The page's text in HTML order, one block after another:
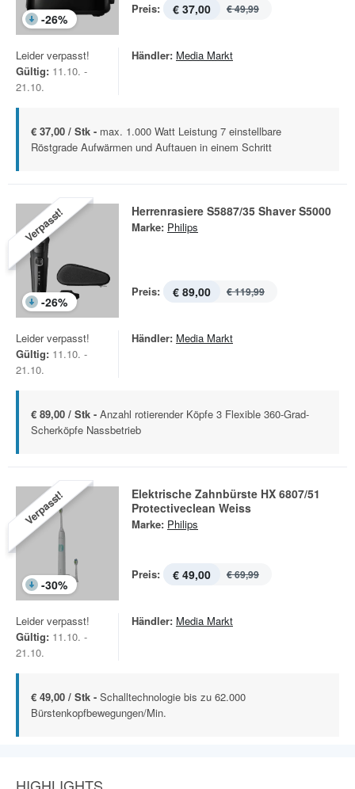
-26%
Preis: € 37,00 € 49,99
Leider verpasst!
Gültig: 11.10. -
21.10.
Händler: Media Markt
€ 37,00 / Stk - max. 1.000 Watt Leistung 7 einstellbare
Röstgrade Aufwärmen und Auftauen in einem Schritt
Verpasst!
-26%
Herrenrasiere S5887/35 Shaver S5000
Marke: Philips
Preis: € 89,00 € 119,99
Leider verpasst!
Gültig: 11.10. -
21.10.
Händler: Media Markt
€ 89,00 / Stk - Anzahl rotierender Köpfe 3 Flexible 360-Grad-
Scherköpfe Nassbetrieb
Verpasst!
-30%
Elektrische Zahnbürste HX 6807/51
Protectiveclean Weiss
Marke: Philips
Preis: € 49,00 € 69,99
Leider verpasst!
Gültig: 11.10. -
21.10.
Händler: Media Markt
€ 49,00 / Stk - Schalltechnologie bis zu 62.000
Bürstenkopfbewegungen/Min.